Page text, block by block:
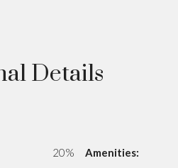
Details
20% Amenities: